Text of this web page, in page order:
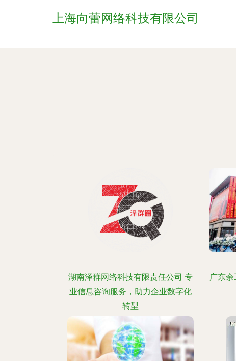
上海向蕾网络科技有限公司
湖南泽群网络科技有限责任公司 专
业信息咨询服务，助力企业数字化
转型
广东